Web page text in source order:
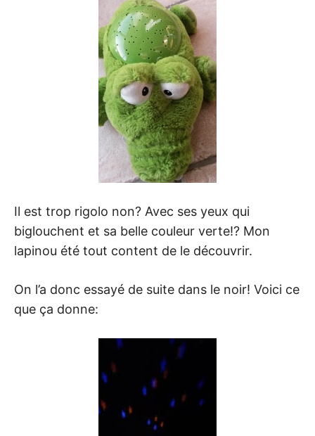
Il est trop rigolo non? Avec ses yeux qui
biglouchent et sa belle couleur verte!? Mon
lapinou été tout content de le découvrir.
On l’a donc essayé de suite dans le noir! Voici ce
que ça donne: